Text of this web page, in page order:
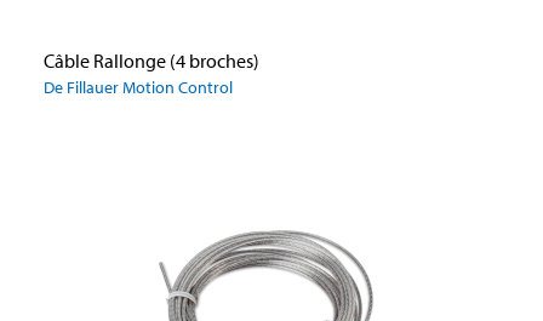
Câble Rallonge (4 broches)
De Fillauer Motion Control